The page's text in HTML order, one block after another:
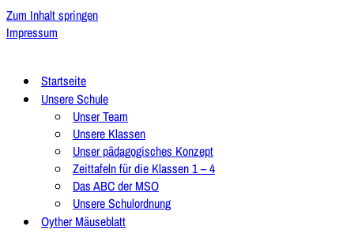
Zum Inhalt springen
Impressum
Startseite
Unsere Schule
Unser Team
Unsere Klassen
Unser pädagogisches Konzept
Zeittafeln für die Klassen 1 – 4
Das ABC der MSO
Unsere Schulordnung
Oyther Mäuseblatt